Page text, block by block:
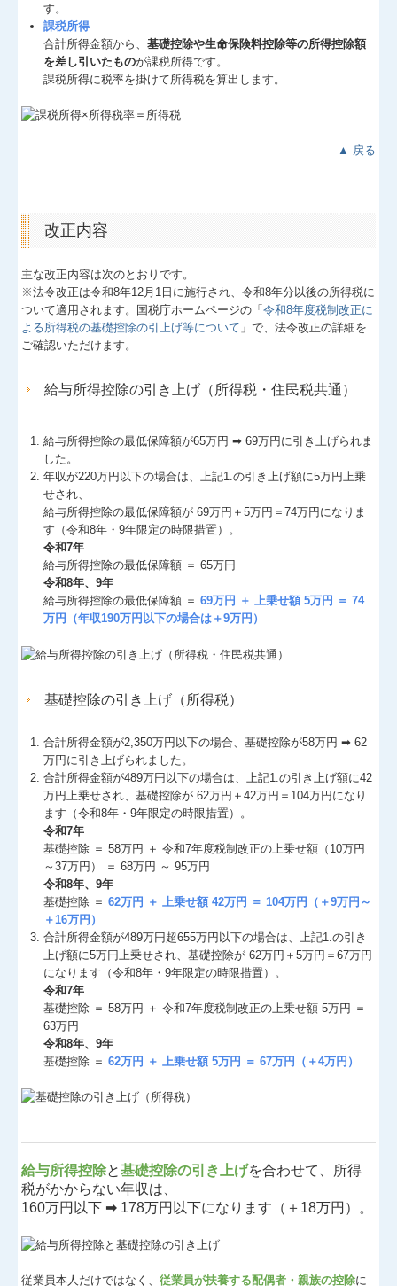
す。
課税所得
合計所得金額から、基礎控除や生命保険料控除等の所得控除額
を差し引いたものが課税所得です。
課税所得に税率を掛けて所得税を算出します。
▲ 戻る
改正内容
主な改正内容は次のとおりです。
※法令改正は令和8年12月1日に施行され、令和8年分以後の所得税に
ついて適用されます。国税庁ホームページの「令和8年度税制改正に
よる所得税の基礎控除の引上げ等について 」で、法令改正の詳細を
ご確認いただけます。
給与所得控除の引き上げ（所得税・住民税共通）
給与所得控除の最低保障額が65万円 ➡ 69万円に引き上げられま
した。
年収が220万円以下の場合は、上記1.の引き上げ額に5万円上乗
せされ、
給与所得控除の最低保障額が 69万円＋5万円＝74万円になりま
す（令和8年・9年限定の時限措置）。
令和7年
給与所得控除の最低保障額 ＝ 65万円
令和8年、9年
給与所得控除の最低保障額 ＝69万円 ＋ 上乗せ額 5万円 ＝ 74
万円（年収190万円以下の場合は＋9万円）
基礎控除の引き上げ（所得税）
合計所得⾦額が2,350万円以下の場合、基礎控除が58万円 ➡ 62
万円に引き上げられました。
合計所得⾦額が489万円以下の場合は、上記1.の引き上げ額に42
万円上乗せされ、基礎控除が 62万円＋42万円＝104万円になり
ます（令和8年・9年限定の時限措置）。
令和7年
基礎控除 ＝ 58万円 ＋ 令和7年度税制改正の上乗せ額（10万円
～37万円） ＝ 68万円 ～ 95万円
令和8年、9年
基礎控除 ＝62万円 ＋ 上乗せ額 42万円 ＝ 104万円（＋9万円～
＋16万円）
合計所得⾦額が489万円超655万円以下の場合は、上記1.の引き
上げ額に5万円上乗せされ、基礎控除が 62万円＋5万円＝67万円
になります（令和8年・9年限定の時限措置）。
令和7年
基礎控除 ＝ 58万円 ＋ 令和7年度税制改正の上乗せ額 5万円 ＝
63万円
令和8年、9年
基礎控除 ＝62万円 ＋ 上乗せ額 5万円 ＝ 67万円（＋4万円）
給与所得控除と基礎控除の引き上げを合わせて、所得
税がかからない年収は、
160万円以下 ➡ 178万円以下になります（＋18万円）。
従業員本人だけではなく、従業員が扶養する配偶者・親族の控除に